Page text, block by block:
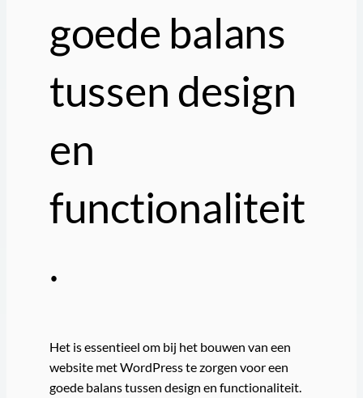
goede balans
tussen design
en
functionaliteit
.
Het is essentieel om bij het bouwen van een
website met WordPress te zorgen voor een
goede balans tussen design en functionaliteit.